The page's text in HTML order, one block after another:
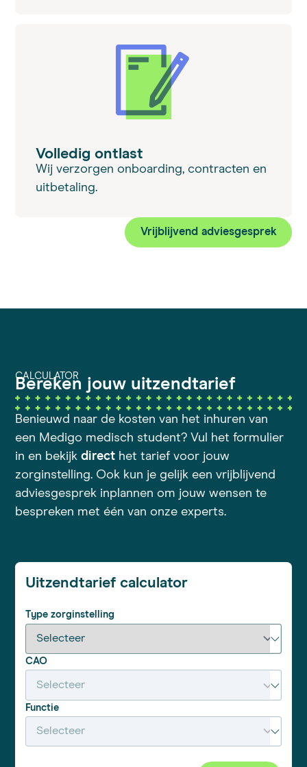
Volledig ontlast
Wij verzorgen onboarding, contracten en
uitbetaling.
Vrijblijvend adviesgesprek
CALCULATOR
Bereken jouw uitzendtarief
Benieuwd naar de kosten van het inhuren van
een Medigo medisch student? Vul het formulier
in en bekijkdirect het tarief voor jouw
zorginstelling. Ook kun je gelijk een vrijblijvend
adviesgesprek inplannen om jouw wensen te
bespreken met één van onze experts.
Uitzendtarief calculator
Type zorginstelling
CAO
Functie